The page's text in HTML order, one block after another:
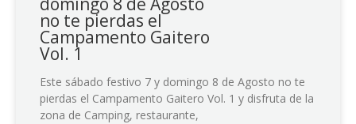
no te pierdas el
Campamento Gaitero
Vol. 1
Este sábado festivo 7 y domingo 8 de Agosto no te
pierdas el Campamento Gaitero Vol. 1 y disfruta de la
zona de Camping, restaurante,